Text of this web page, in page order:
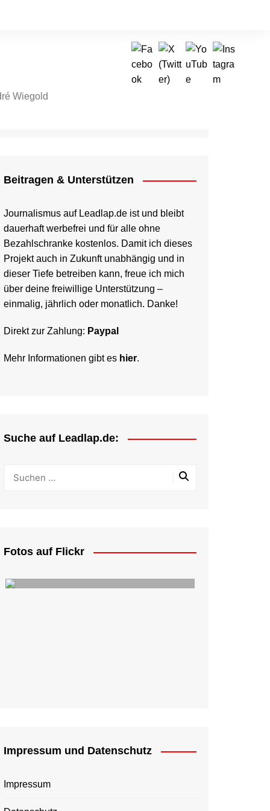
Wiegold
Beitragen & Unterstützen
Journalismus auf Leadlap.de ist und bleibt
dauerhaft werbefrei und für alle ohne
Bezahlschranke kostenlos. Damit ich dieses
Projekt auch in Zukunft unabhängig und in
dieser Tiefe betreiben kann, freue ich mich
über deine freiwillige Unterstützung –
einmalig, jährlich oder monatlich. Danke!
Direkt zur Zahlung: Paypal
Mehr Informationen gibt es hier.
Suche auf Leadlap.de:
Fotos auf Flickr
Impressum und Datenschutz
Impressum